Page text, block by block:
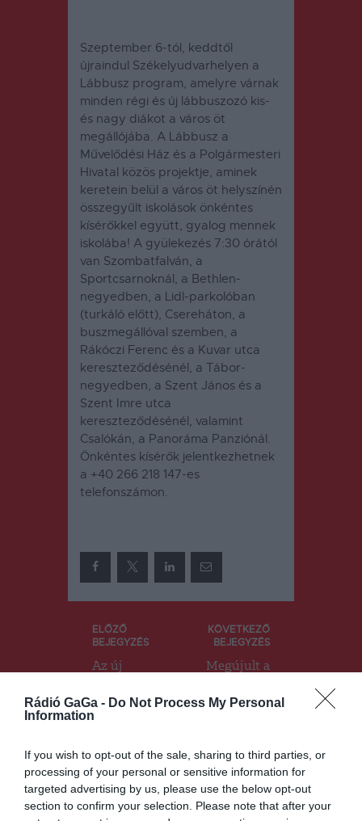
Rádió GaGa - Do Not Process My Personal
Information
If you wish to opt-out of the sale, sharing to third parties, or
processing of your personal or sensitive information for
targeted advertising by us, please use the below opt-out
section to confirm your selection. Please note that after your
Szeptember 6-tól, keddtől
újraindul Székelyudvarhelyen a
Lábbusz program, amelyre várnak
minden régi és új lábbuszozó kis-
és nagy diákot a város öt
megállójába. A Lábbusz a
Művelődési Ház és a Polgármesteri
Hivatal közös projektje, aminek
keretein belül a város öt helyszínén
összegyűlt iskolások önkéntes
kísérőkkel együtt, gyalog mennek
iskolába! A gyülekezés 7:30 órától
van Szombatfalván, a
Sportcsarnoknál, a Bethlen-
negyedben, a Lidl-parkolóban
(turkáló előtt), Csereháton, a
buszmegállóval szemben, a
Rákóczi Ferenc és a Kuvar utca
kereszteződésénél, a Tábor-
negyedben, a Szent János és a
Szent Imre utca
kereszteződésénél, valamint
Csalókán, a Panoráma Panziónál.
Önkéntes kísérők jelentkezhetnek
a +40 266 218 147-es
telefonszámon.
Bejegyzés
navigáció
ELŐZŐ
BEJEGYZÉS
Az új
kilenc iskola
szeretné
naplót
Hargita
megyében
KÖVETKEZŐ
BEJEGYZÉS
Megújult a
ri hivatal
Gyergyócso